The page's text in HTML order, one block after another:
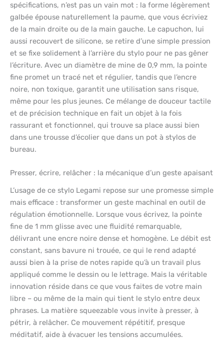
spécifications, n’est pas un vain mot : la forme légèrement
galbée épouse naturellement la paume, que vous écriviez
de la main droite ou de la main gauche. Le capuchon, lui
aussi recouvert de silicone, se retire d’une simple pression
et se fixe solidement à l’arrière du stylo pour ne pas gêner
l’écriture. Avec un diamètre de mine de 0,9 mm, la pointe
fine promet un tracé net et régulier, tandis que l’encre
noire, non toxique, garantit une utilisation sans risque,
même pour les plus jeunes. Ce mélange de douceur tactile
et de précision technique en fait un objet à la fois
rassurant et fonctionnel, qui trouve sa place aussi bien
dans une trousse d’écolier que dans un pot à stylos de
bureau.
Presser, écrire, relâcher : la mécanique d’un geste apaisant
L’usage de ce stylo Legami repose sur une promesse simple
mais efficace : transformer un geste machinal en outil de
régulation émotionnelle. Lorsque vous écrivez, la pointe
fine de 1 mm glisse avec une fluidité remarquable,
délivrant une encre noire dense et homogène. Le débit est
constant, sans bavure ni trouée, ce qui le rend adapté
aussi bien à la prise de notes rapide qu’à un travail plus
appliqué comme le dessin ou le lettrage. Mais la véritable
innovation réside dans ce que vous faites de votre main
libre – ou même de la main qui tient le stylo entre deux
phrases. La matière squeezable vous invite à presser, à
pétrir, à relâcher. Ce mouvement répétitif, presque
méditatif, aide à évacuer les tensions accumulées.